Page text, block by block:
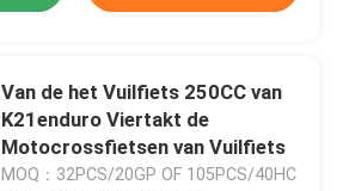
Van de het Vuilfiets 250CC van
K21enduro Viertakt de
Motocrossfietsen van Vuilfiets
MOQ：32PCS/20GP OF 105PCS/40HC